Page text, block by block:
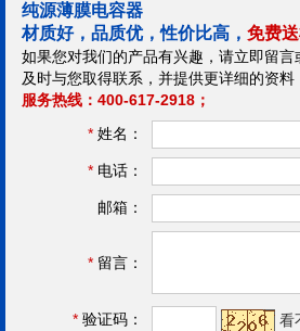
纯源薄膜电容器
材质好，品质优，性价比高， 免费送
如果您对我们的产品有兴趣，请立即留
及时与您取得联系，并提供更详细的资料
服务热线：400-617-2918；
* 姓名：
* 电话：
邮箱：
* 留言：
* 验证码： 看